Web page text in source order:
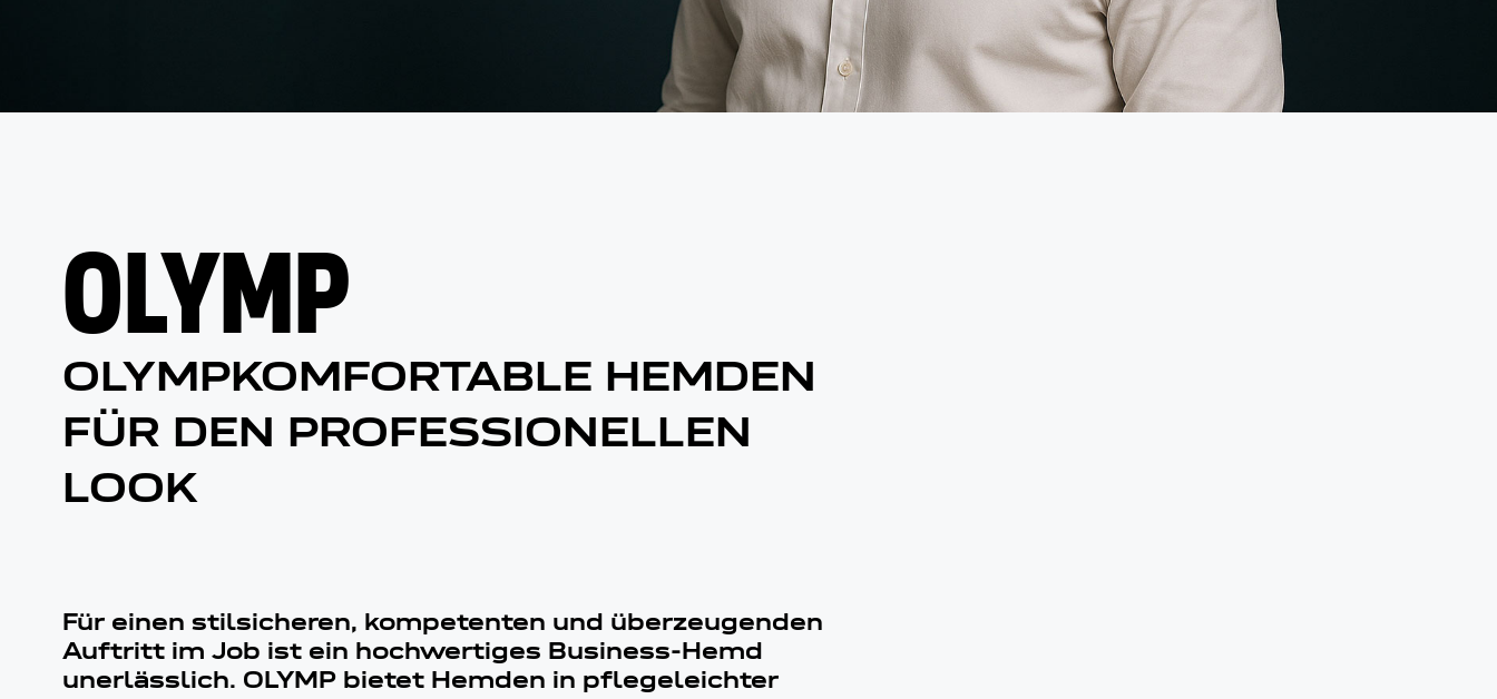
OLYMP
OLYMPKOMFORTABLE HEMDEN
FÜR DEN PROFESSIONELLEN
LOOK
Für einen stilsicheren, kompetenten und überzeugenden
Auftritt im Job ist ein hochwertiges Business-Hemd
unerlässlich. OLYMP bietet Hemden in pflegeleichter